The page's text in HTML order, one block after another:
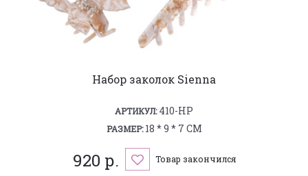
Набор заколок Sienna
АРТИКУЛ:410-HP
РАЗМЕР:18 * 9 * 7 СМ
920 р. Товар закончился